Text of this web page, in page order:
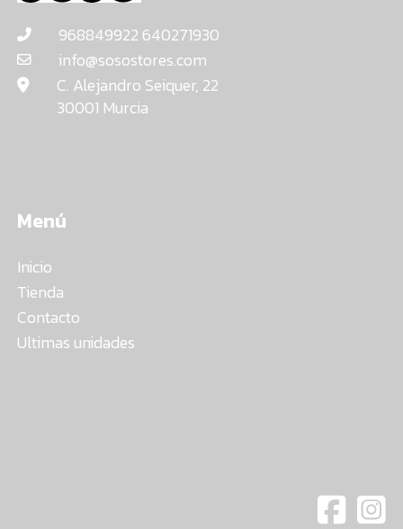
968849922 640271930
info@sosostores.com
C. Alejandro Seiquer, 22
30001 Murcia
Menú
Inicio
Tienda
Contacto
Ultimas unidades